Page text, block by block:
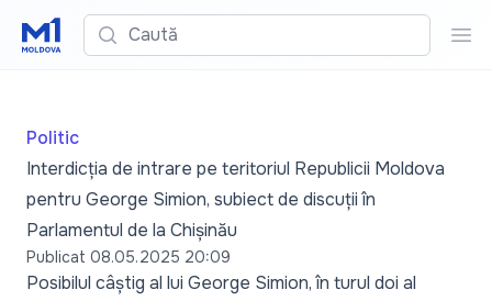
Caută
Politic
Interdicția de intrare pe teritoriul Republicii Moldova
pentru George Simion, subiect de discuții în
Parlamentul de la Chișinău
Publicat 08.05.2025 20:09
Posibilul câștig al lui George Simion, în turul doi al